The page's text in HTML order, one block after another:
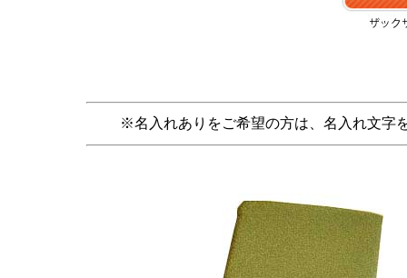
※名入れありをご希望の方は、名入れ文字